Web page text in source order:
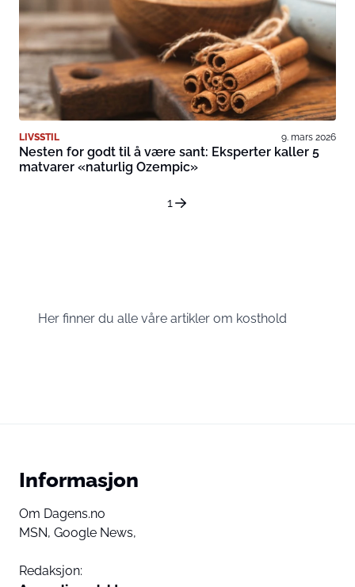
LIVSSTIL 9. mars 2026
Nesten for godt til å være sant: Eksperter kaller 5
matvarer «naturlig Ozempic»
1
Her finner du alle våre artikler om kosthold
Informasjon
Om Dagens.no
MSN, Google News,
Redaksjon: